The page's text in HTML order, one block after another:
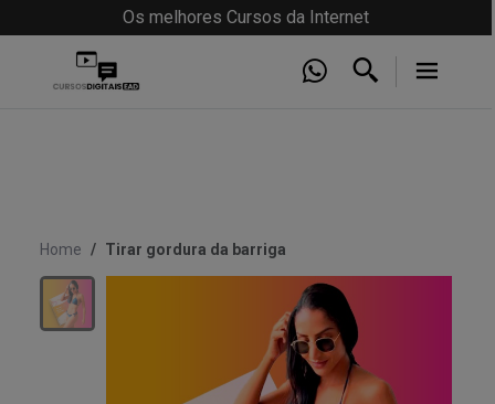
Os melhores Cursos da Internet
Home Tirar gordura da barriga